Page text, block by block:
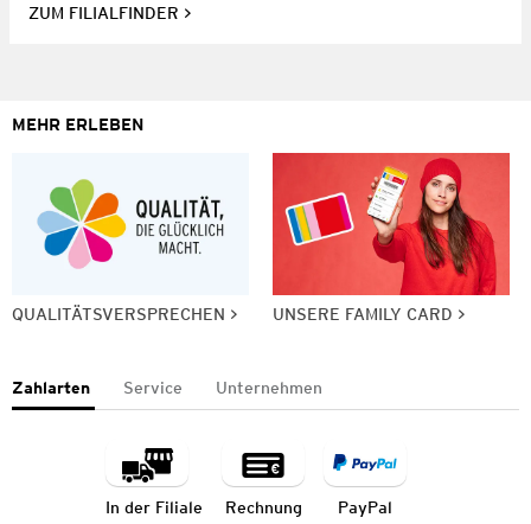
ZUM FILIALFINDER
MEHR ERLEBEN
QUALITÄTSVERSPRECHEN UNSERE FAMILY CARD
Zahlarten Service Unternehmen
In der Filiale Rechnung PayPal